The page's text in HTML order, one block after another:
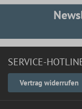
SERVICE-
Vertrag widerrufen